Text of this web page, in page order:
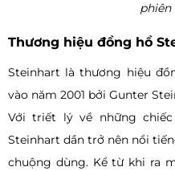
phiên
Thương hiệu đồng hồ
Steinhart là thương hiệu
vào năm 2001 bởi Gunter
Với triết lý về những
Steinhart dần trở nên nổi
chuộng dùng. Kể từ khi ra